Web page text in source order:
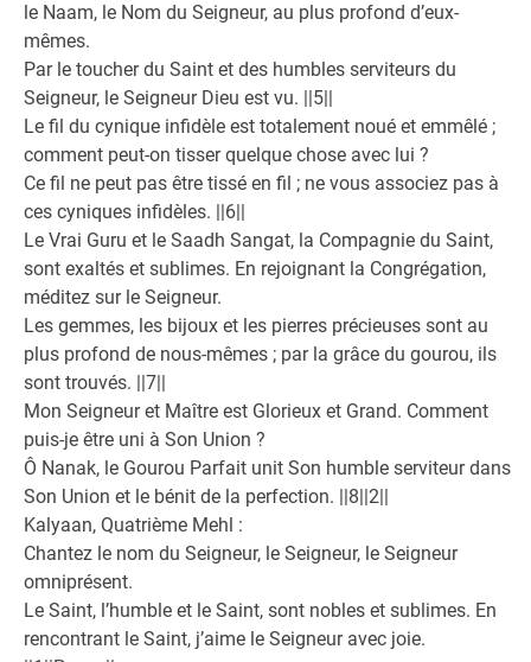
le Naam, le Nom du Seigneur, au plus profond d’eux-
mêmes.
Par le toucher du Saint et des humbles serviteurs du
Seigneur, le Seigneur Dieu est vu. ||5||
Le fil du cynique infidèle est totalement noué et emmêlé ;
comment peut-on tisser quelque chose avec lui ?
Ce fil ne peut pas être tissé en fil ; ne vous associez pas à
ces cyniques infidèles. ||6||
Le Vrai Guru et le Saadh Sangat, la Compagnie du Saint,
sont exaltés et sublimes. En rejoignant la Congrégation,
méditez sur le Seigneur.
Les gemmes, les bijoux et les pierres précieuses sont au
plus profond de nous-mêmes ; par la grâce du gourou, ils
sont trouvés. ||7||
Mon Seigneur et Maître est Glorieux et Grand. Comment
puis-je être uni à Son Union ?
Ô Nanak, le Gourou Parfait unit Son humble serviteur dans
Son Union et le bénit de la perfection. ||8||2||
Kalyaan, Quatrième Mehl :
Chantez le nom du Seigneur, le Seigneur, le Seigneur
omniprésent.
Le Saint, l’humble et le Saint, sont nobles et sublimes. En
rencontrant le Saint, j’aime le Seigneur avec joie.